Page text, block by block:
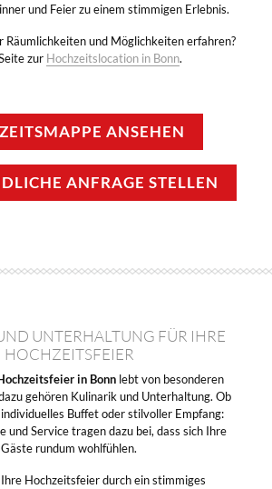
und Feier zu einem stimmigen Erlebnis.
Räumlichkeiten und Möglichkeiten erfahren?
zur Hochzeitslocation in Bonn.
ANSEHEN
ANFRAGE STELLEN
UNTERHALTUNG FÜR IHRE
HOCHZEITSFEIER
in Bonnlebt von besonderen
gehören Kulinarik und Unterhaltung. Ob
Buffet oder stilvoller Empfang:
und Service tragen dazu bei, dass sich Ihre
Gäste rundum wohlfühlen.
Hochzeitsfeier durch ein stimmiges